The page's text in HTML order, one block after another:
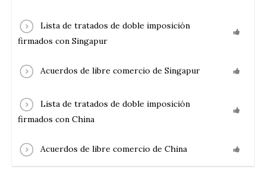
Lista de tratados de doble imposición
firmados con Singapur
Acuerdos de libre comercio de Singapur
Lista de tratados de doble imposición
firmados con China
Acuerdos de libre comercio de China